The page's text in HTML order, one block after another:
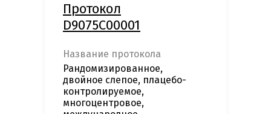
Протокол
D9075C00001
Название протокола
Рандомизированное,
двойное слепое, плацебо-
контролируемое,
многоцентровое,